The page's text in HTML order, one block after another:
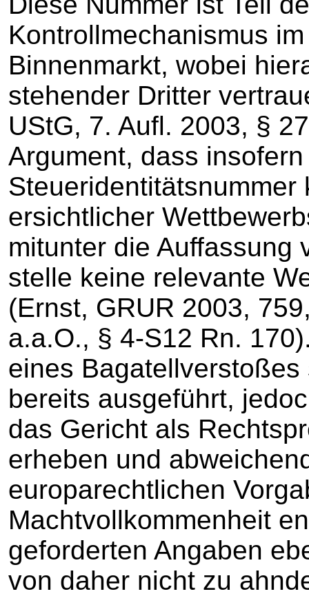
Kontrollmechanismus
Binnenmarkt, wobei
stehender Dritter
UStG, 7. Aufl. 2003, §
Argument, dass
ersichtlicher
mitunter die Auffassung
stelle keine relevante
(Ernst, GRUR 2003,
a.a.O., § 4-S12 Rn.
eines
bereits ausgeführt,
das Gericht als
erheben und
europarechtlichen
Machtvollkommenheit
geforderten Angaben
von daher nicht zu